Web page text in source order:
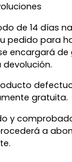
de 14 días
pedido para
encargará de
devolución.
gratuita.
y
a
un 5%
y te